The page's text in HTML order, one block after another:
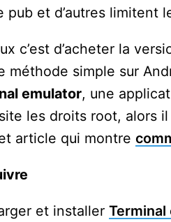
pub et d’autres limitent
c’est d’acheter la
méthode simple sur
emulator, une
les droits root, alors
article qui montre
et installer